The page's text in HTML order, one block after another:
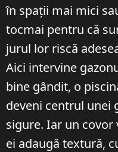
în spații mai mici
tocmai pentru că
jurul lor riscă
Aici intervine
bine gândit, o
deveni centrul unei
sigure. Iar un
ei adaugă textură,